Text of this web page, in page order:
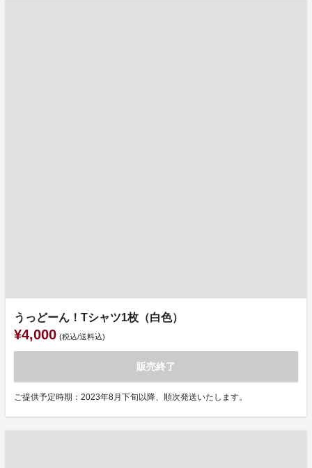
うっどーん！Tシャツ1枚（白色）
¥4,000 (税込/送料込)
販売終了
ご提供予定時期：2023年8月下旬以降、順次発送いたします。